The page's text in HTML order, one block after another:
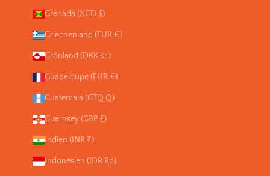
Grenada (XCD $)
Griechenland (EUR €)
Grönland (DKK kr.)
Guadeloupe (EUR €)
Guatemala (GTQ Q)
Guernsey (GBP £)
Indien (INR ₹)
Indonesien (IDR Rp)